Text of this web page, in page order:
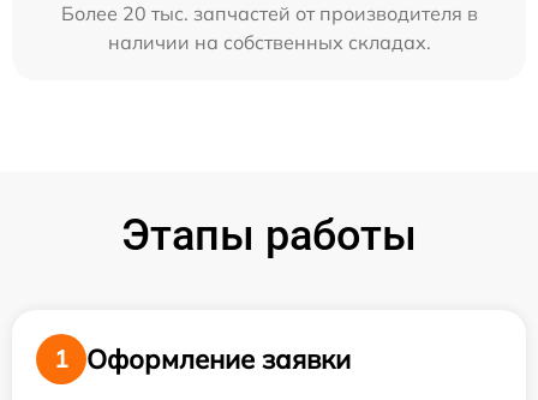
Более 20 тыс. запчастей от производителя в
наличии на собственных складах.
Этапы работы
1
Оформление заявки